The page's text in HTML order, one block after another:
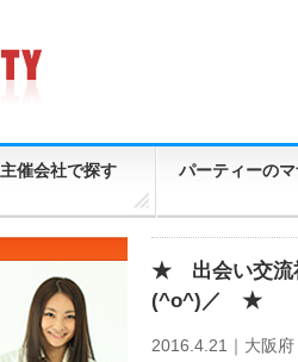
主催会社で探す パーティーの
★ 出会い交流
(^o^)／ ★
2016.4.21｜ 大阪府